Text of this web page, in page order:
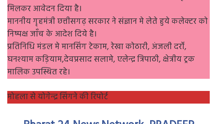
मिलकर आवेदन दिया है।
माननीय गृहमंत्री छत्तीसगढ़ सरकार ने संज्ञान मे लेते हुये कलेक्टर को
निष्पक्ष जाँच के आदेश दिये है।
प्रतिनिधि मंडल मे मानसिंग टेकाम, रेखा कोठारी, अंजली दर्रो,
घनश्याम कड़ियाम,देवप्रसाद सलामे, एलेन्द्र त्रिपाठी, क्षेत्रीय ट्रक
मालिक उपस्थित रहे।
मोहला से योगेन्द्र सिंगने की रिपोर्ट